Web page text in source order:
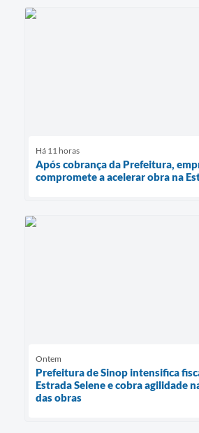
Há 11 horas
Após cobrança da Prefeitura,
compromete a acelerar obra na
Ontem
Prefeitura de Sinop intensifica
Estrada Selene e cobra agilidade
das obras